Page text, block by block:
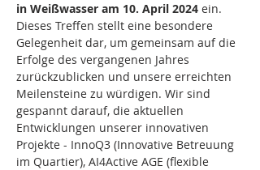
in Weißwasser am 10. April 2024 ein.
Dieses Treffen stellt eine besondere
Gelegenheit dar, um gemeinsam auf die
Erfolge des vergangenen Jahres
zurückzublicken und unsere erreichten
Meilensteine zu würdigen. Wir sind
gespannt darauf, die aktuellen
Entwicklungen unserer innovativen
Projekte - InnoQ3 (Innovative Betreuung
im Quartier), AI4Active AGE (flexible